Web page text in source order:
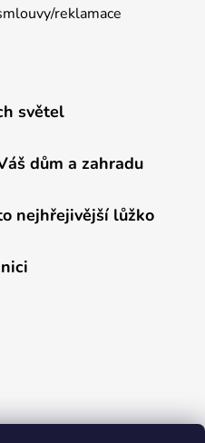
reklamace
světel
dům a zahradu
nejhřejivější lůžko